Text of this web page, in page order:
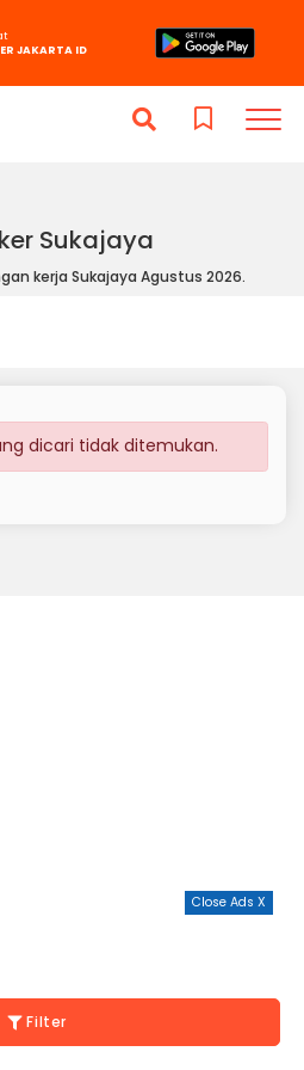
Sukajaya
kerja Sukajaya Agustus 2026.
JAKARTA ID
dicari tidak ditemukan.
Close Ads X
Filter